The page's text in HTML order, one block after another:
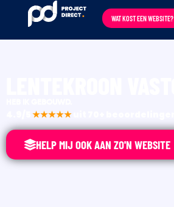
WAT KOST EEN WEBSITE?
★★★★★
HELP MIJ OOK AAN ZO'N WEBSITE